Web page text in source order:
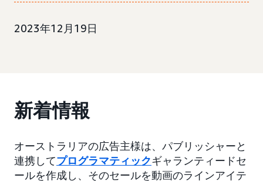
2023年12月19日
新着情報
オーストラリアの広告主様は、パブリッシャーと
連携してプログラマティックギャランティードセ
ールを作成し、そのセールを動画のラインアイテ